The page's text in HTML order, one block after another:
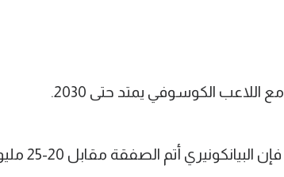
اللاعب الكوسوفي يمتد حتى 2030.
أتم الصفقة مقابل 20-25 مليون يورو.